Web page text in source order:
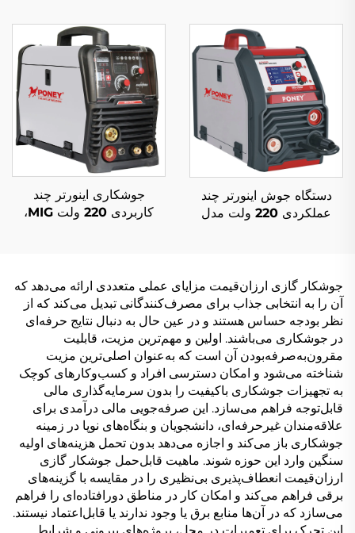
دیجیتال و سیستم جوشکاری
سینرژیک
ال‌سی‌دی و سیستم
جوشکاری سینرژیک
دستگاه جوش اینورتر چند
عملکردی 220 ولت مدل
جوشکاری اینورتر چند
کاربردی 220 ولت MIG،
جوشکار گازی ارزان‌قیمت مزایای عملی متعددی ارائه می‌دهد که
آن را به انتخابی جذاب برای مصرف‌کنندگانی تبدیل می‌کند که از
نظر بودجه حساس هستند و در عین حال به دنبال نتایج حرفه‌ای
در جوشکاری می‌باشند. اولین و مهم‌ترین مزیت، قابلیت
مقرون‌به‌صرفه‌بودن آن است که به‌عنوان اصلی‌ترین مزیت
شناخته می‌شود و امکان دسترسی افراد و کسب‌وکارهای کوچک
به تجهیزات جوشکاری باکیفیت را بدون سرمایه‌گذاری مالی
قابل‌توجه فراهم می‌سازد. این صرفه‌جویی مالی درآمدی برای
علاقه‌مندان غیرحرفه‌ای، دانشجویان و بنگاه‌های نوپا در زمینه
جوشکاری باز می‌کند و اجازه می‌دهد بدون تحمل هزینه‌های اولیه
سنگین وارد این حوزه شوند. ماهیت قابل‌حمل جوشکار گازی
ارزان‌قیمت انعطاف‌پذیری بی‌نظیری را در مقایسه با گزینه‌های
برقی فراهم می‌کند و امکان کار در مناطق دورافتاده‌ای را فراهم
می‌سازد که در آن‌ها منابع برق یا وجود ندارند یا قابل‌اعتماد نیستند.